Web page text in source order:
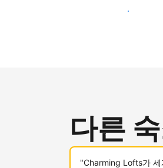
새로운 고객층 공략
다른
"Charming Lofts가 세